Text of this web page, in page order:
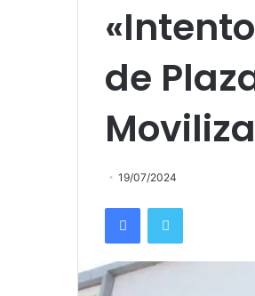
de
19/07/2024
FacebookTwitter